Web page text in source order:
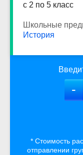
с 2 по 5 класс
Школьные
История
* Стоимость
отправлении